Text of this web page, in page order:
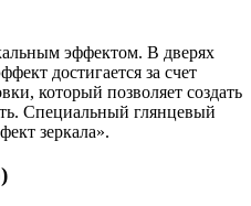
эффектом. В дверях
достигается за счет
который позволяет создать
Специальный глянцевый
зеркала».